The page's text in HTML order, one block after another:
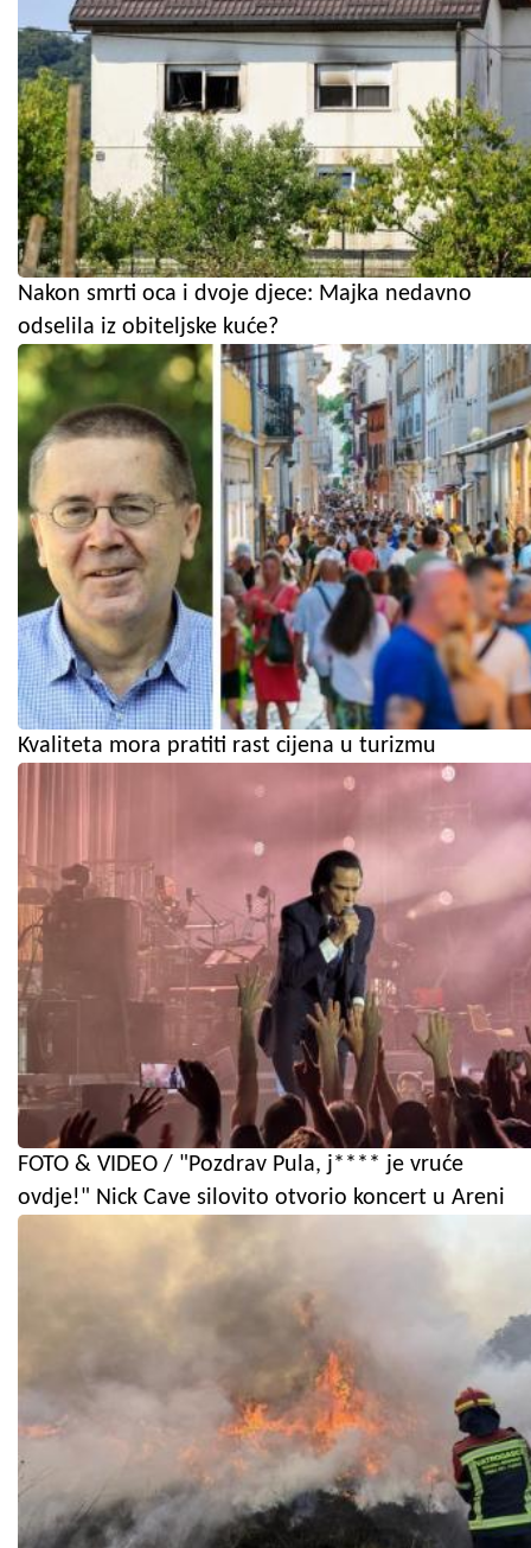
Nakon smrti oca i dvoje djece: Majka nedavno
odselila iz obiteljske kuće?
Kvaliteta mora pratiti rast cijena u turizmu
FOTO & VIDEO / "Pozdrav Pula, j**** je vruće
ovdje!" Nick Cave silovito otvorio koncert u Areni